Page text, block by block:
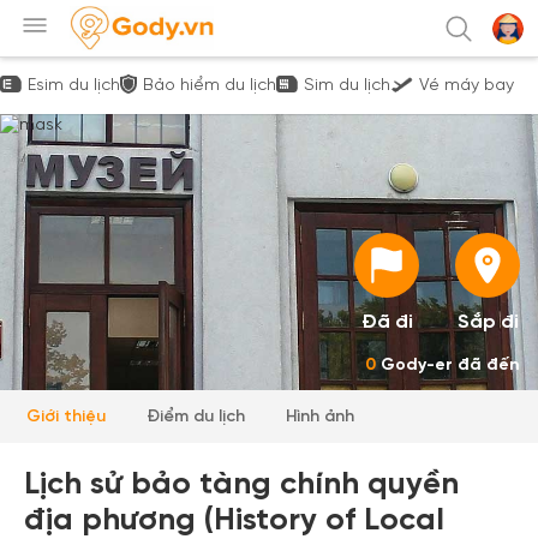
Esim du lịch Bảo hiểm du lịch Sim du lịch Vé máy bay
Đã đi Sắp đi
0Gody-er đã đến
Giới thiệu Điểm du lịch Hình ảnh
Lịch sử bảo tàng chính quyền
địa phương (History of Local